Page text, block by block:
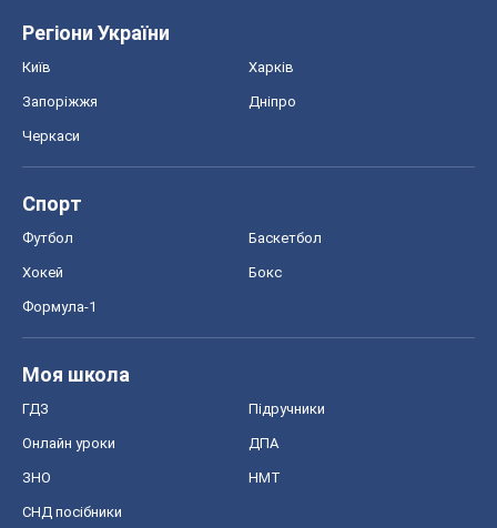
Регіони України
Київ Харків
Запоріжжя Дніпро
Черкаси
Спорт
Футбол Баскетбол
Хокей Бокс
Формула-1
Моя школа
ГДЗ Підручники
Онлайн уроки ДПА
ЗНО НМТ
СНД посібники